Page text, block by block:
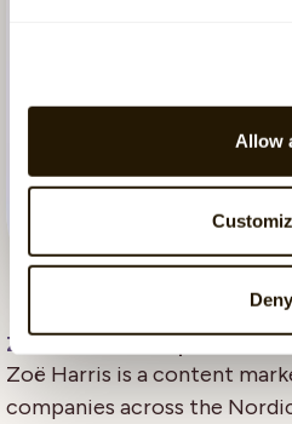
Allow
Deny
Zoë Harris, 18. september
Zoë Harris is a content
companies across the